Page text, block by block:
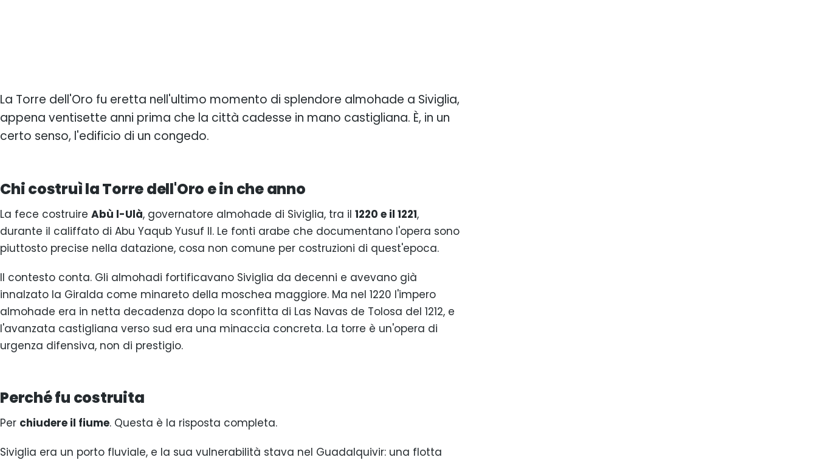
La Torre dell'Oro fu eretta nell'ultimo momento di splendore almohade a Siviglia,
appena ventisette anni prima che la città cadesse in mano castigliana. È, in un
certo senso, l'edificio di un congedo.
Chi costruì la Torre dell'Oro e in che anno
La fece costruire Abù l-Ulà, governatore almohade di Siviglia, tra il 1220 e il 1221,
durante il califfato di Abu Yaqub Yusuf II. Le fonti arabe che documentano l'opera sono
piuttosto precise nella datazione, cosa non comune per costruzioni di quest'epoca.
Il contesto conta. Gli almohadi fortificavano Siviglia da decenni e avevano già
innalzato la Giralda come minareto della moschea maggiore. Ma nel 1220 l'impero
almohade era in netta decadenza dopo la sconfitta di Las Navas de Tolosa del 1212, e
l'avanzata castigliana verso sud era una minaccia concreta. La torre è un'opera di
urgenza difensiva, non di prestigio.
Perché fu costruita
Per chiudere il fiume. Questa è la risposta completa.
Siviglia era un porto fluviale, e la sua vulnerabilità stava nel Guadalquivir: una flotta